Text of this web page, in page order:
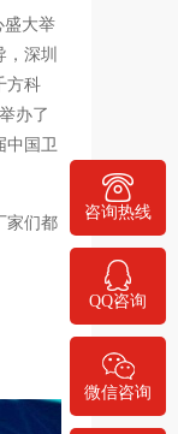
盛大举
深圳
方科
办了
中国卫
家们都
咨询热线
400-778-1068
QQ咨询
微信咨询